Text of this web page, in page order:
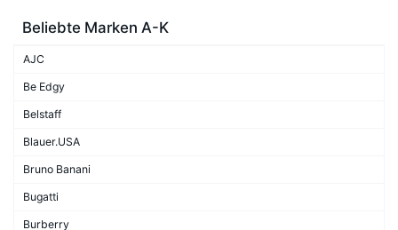
Beliebte Marken A-K
AJC
Be Edgy
Belstaff
Blauer.USA
Bruno Banani
Bugatti
Burberry